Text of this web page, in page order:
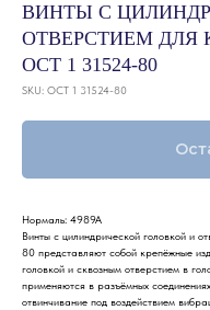
ВИНТЫ С
ОТВЕРСТИЕМ ДЛЯ
ОСТ 1 31524-80
SKU: ОСТ 1 31524-80
Нормаль: 4989А
Винты с цилиндрической головкой и
80 представляют собой крепёжные
головкой и сквозным отверстием в
применяются в разъёмных
отвинчивание под воздействием